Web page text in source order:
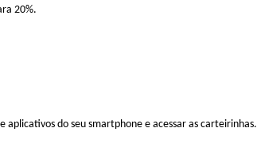
20%.
do seu smartphone e acessar as carteirinhas.